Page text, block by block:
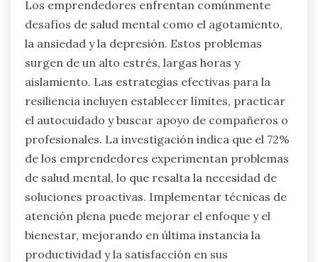
Los emprendedores enfrentan comúnmente
desafíos de salud mental como el agotamiento,
la ansiedad y la depresión. Estos problemas
surgen de un alto estrés, largas horas y
aislamiento. Las estrategias efectivas para la
resiliencia incluyen establecer límites, practicar
el autocuidado y buscar apoyo de compañeros o
profesionales. La investigación indica que el 72%
de los emprendedores experimentan problemas
de salud mental, lo que resalta la necesidad de
soluciones proactivas. Implementar técnicas de
atención plena puede mejorar el enfoque y el
bienestar, mejorando en última instancia la
productividad y la satisfacción en sus